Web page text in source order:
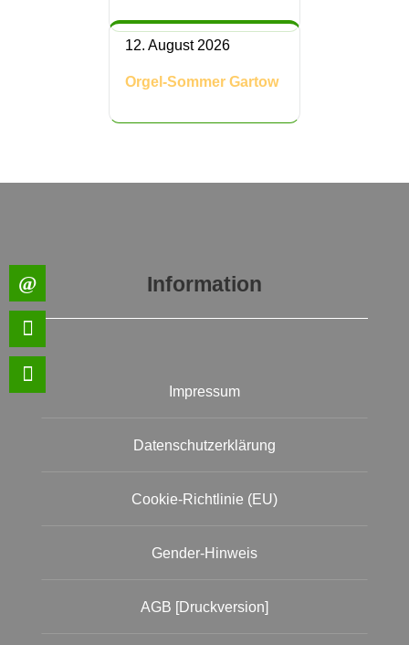
12. August 2026
Orgel-Sommer Gartow
Information
Impressum
Datenschutzerklärung
Cookie-Richtlinie (EU)
Gender-Hinweis
AGB [Druckversion]